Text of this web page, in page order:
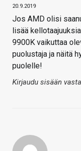
20.9.2019
Jos AMD olisi
lisää
9900K vaikuttaa
puolustaja ja näitä
puolelle!
Kirjaudu sisään